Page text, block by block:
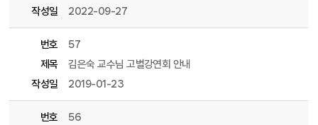
작성일
2022-09-27
번호
57
제목
김은숙 교수님 고별강연회 안내
작성일
2019-01-23
번호
56